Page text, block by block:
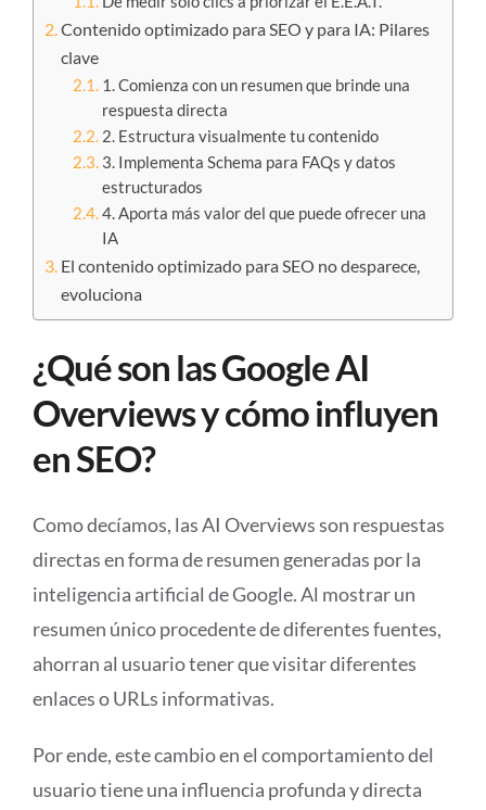
Contenido optimizado para SEO y para IA: Pilares
clave
1. Comienza con un resumen que brinde una
respuesta directa
2. Estructura visualmente tu contenido
3. Implementa Schema para FAQs y datos
estructurados
4. Aporta más valor del que puede ofrecer una
IA
El contenido optimizado para SEO no desparece,
evoluciona
¿Qué son las Google AI
Overviews y cómo influyen
en SEO?
Como decíamos, las AI Overviews son respuestas
directas en forma de resumen generadas por la
inteligencia artificial de Google. Al mostrar un
resumen único procedente de diferentes fuentes,
ahorran al usuario tener que visitar diferentes
enlaces o URLs informativas.
Por ende, este cambio en el comportamiento del
usuario tiene una influencia profunda y directa